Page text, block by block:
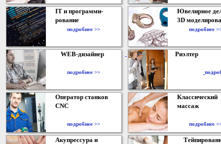
IT и программи-
рование
подробнее >>
Ювелирное
3D
подробнее
WEB-дизайнер
подробнее >>
Риэлтер
Оператор станков
CNC
подробнее >>
Классический
массаж
подробнее
Акупрессура и